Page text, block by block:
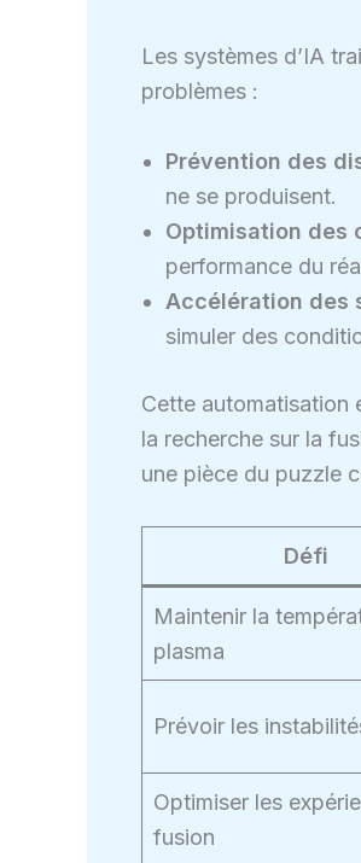
Les systèmes d’IA
problèmes :
Prévention des
ne se produisent.
Optimisation des
performance du
Accélération des
simuler des
Cette automatisation
la recherche sur la
une pièce du puzzle
Défi
Maintenir la
plasma
Prévoir les
Optimiser les
fusion